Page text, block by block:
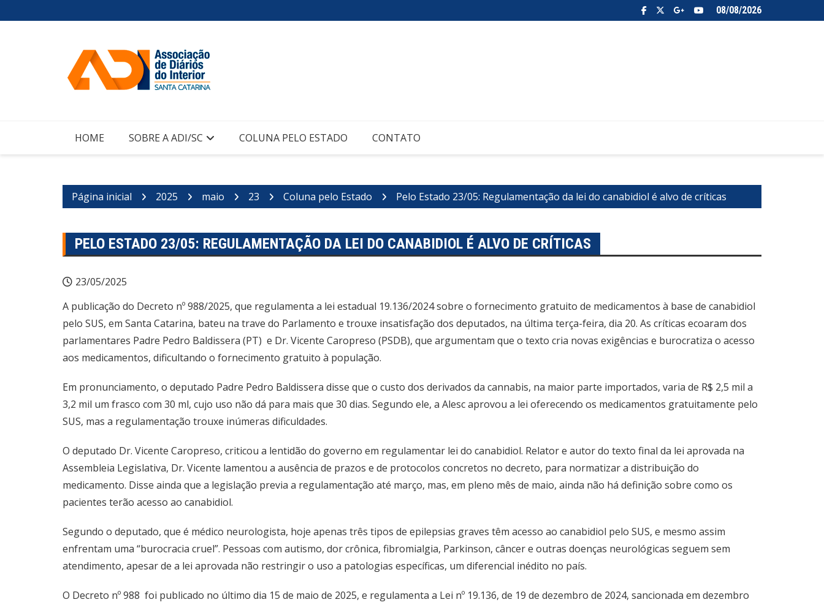
para
08/08/2026
HOME SOBRE A ADI/SC COLUNA PELO ESTADO CONTATO
Página inicial 2025 maio 23 Coluna pelo Estado Pelo Estado 23/05: Regulamentação da lei do canabidiol é alvo de críticas
PELO ESTADO 23/05: REGULAMENTAÇÃO DA LEI DO CANABIDIOL É ALVO DE CRÍTICAS
23/05/2025
A publicação do Decreto nº 988/2025, que regulamenta a lei estadual 19.136/2024 sobre o fornecimento gratuito de medicamentos à base de canabidiol
pelo SUS, em Santa Catarina, bateu na trave do Parlamento e trouxe insatisfação dos deputados, na última terça-feira, dia 20. As críticas ecoaram dos
parlamentares Padre Pedro Baldissera (PT) e Dr. Vicente Caropreso (PSDB), que argumentam que o texto cria novas exigências e burocratiza o acesso
aos medicamentos, dificultando o fornecimento gratuito à população.
Em pronunciamento, o deputado Padre Pedro Baldissera disse que o custo dos derivados da cannabis, na maior parte importados, varia de R$ 2,5 mil a
3,2 mil um frasco com 30 ml, cujo uso não dá para mais que 30 dias. Segundo ele, a Alesc aprovou a lei oferecendo os medicamentos gratuitamente pelo
SUS, mas a regulamentação trouxe inúmeras dificuldades.
O deputado Dr. Vicente Caropreso, criticou a lentidão do governo em regulamentar lei do canabidiol. Relator e autor do texto final da lei aprovada na
Assembleia Legislativa, Dr. Vicente lamentou a ausência de prazos e de protocolos concretos no decreto, para normatizar a distribuição do
medicamento. Disse ainda que a legislação previa a regulamentação até março, mas, em pleno mês de maio, ainda não há definição sobre como os
pacientes terão acesso ao canabidiol.
Segundo o deputado, que é médico neurologista, hoje apenas três tipos de epilepsias graves têm acesso ao canabidiol pelo SUS, e mesmo assim
enfrentam uma “burocracia cruel”. Pessoas com autismo, dor crônica, fibromialgia, Parkinson, câncer e outras doenças neurológicas seguem sem
atendimento, apesar de a lei aprovada não restringir o uso a patologias específicas, um diferencial inédito no país.
O Decreto nº 988 foi publicado no último dia 15 de maio de 2025, e regulamenta a Lei nº 19.136, de 19 de dezembro de 2024, sancionada em dezembro